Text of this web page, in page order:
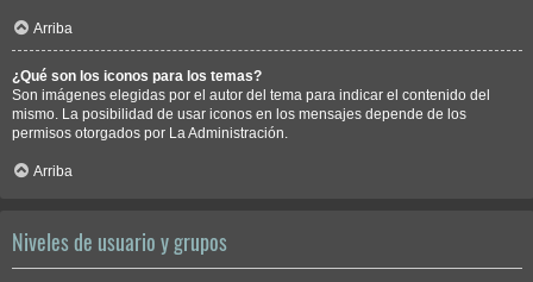
Arriba
¿Qué son los iconos para los temas?
Son imágenes elegidas por el autor del tema para indicar el contenido del
mismo. La posibilidad de usar iconos en los mensajes depende de los
permisos otorgados por La Administración.
Arriba
Niveles de usuario y grupos